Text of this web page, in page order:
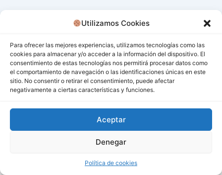
Utilizamos Cookies
Para ofrecer las mejores experiencias, utilizamos tecnologías como las
cookies para almacenar y/o acceder a la información del dispositivo. El
consentimiento de estas tecnologías nos permitirá procesar datos como
el comportamiento de navegación o las identificaciones únicas en este
sitio. No consentir o retirar el consentimiento, puede afectar
negativamente a ciertas características y funciones.
Aceptar
Denegar
Política de cookies
Todos los derechos © 2026 San Miguel De Los Bancos |